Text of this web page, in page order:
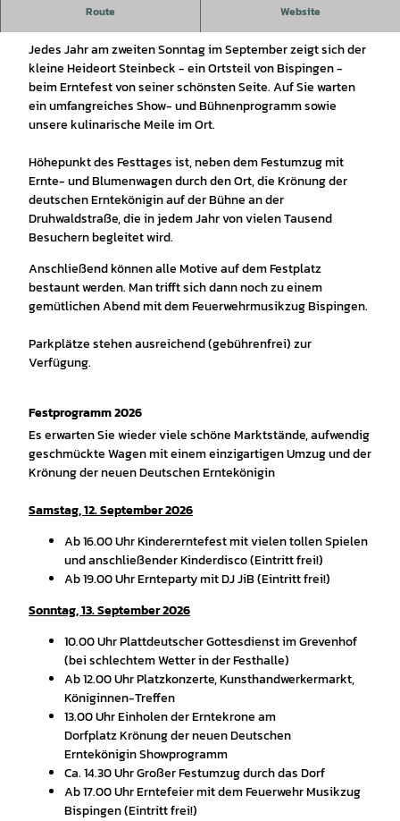
Route Website
77. Erntefest in Steinbeck
Jedes Jahr am zweiten Sonntag im September zeigt sich der
kleine Heideort Steinbeck - ein Ortsteil von Bispingen -
beim Erntefest von seiner schönsten Seite. Auf Sie warten
ein umfangreiches Show- und Bühnenprogramm sowie
unsere kulinarische Meile im Ort.
Höhepunkt des Festtages ist, neben dem Festumzug mit
Ernte- und Blumenwagen durch den Ort, die Krönung der
deutschen Erntekönigin auf der Bühne an der
Druhwaldstraße, die in jedem Jahr von vielen Tausend
Besuchern begleitet wird.
Anschließend können alle Motive auf dem Festplatz
bestaunt werden. Man trifft sich dann noch zu einem
gemütlichen Abend mit dem Feuerwehrmusikzug Bispingen.
Parkplätze stehen ausreichend (gebührenfrei) zur
Verfügung.
Festprogramm 2026
Es erwarten Sie wieder viele schöne Marktstände, aufwendig
geschmückte Wagen mit einem einzigartigen Umzug und der
Krönung der neuen Deutschen Erntekönigin
Samstag, 12. September 2026
Ab 16.00 Uhr Kindererntefest mit vielen tollen Spielen
und anschließender Kinderdisco (Eintritt frei!)
Ab 19.00 Uhr Ernteparty mit DJ JiB (Eintritt frei!)
Sonntag, 13. September 2026
10.00 Uhr Plattdeutscher Gottesdienst im Grevenhof
(bei schlechtem Wetter in der Festhalle)
Ab 12.00 Uhr Platzkonzerte, Kunsthandwerkermarkt,
Königinnen-Treffen
13.00 Uhr Einholen der Erntekrone am
Dorfplatz Krönung der neuen Deutschen
Erntekönigin Showprogramm
Ca. 14.30 Uhr Großer Festumzug durch das Dorf
Ab 17.00 Uhr Erntefeier mit dem Feuerwehr Musikzug
Bispingen (Eintritt frei!)